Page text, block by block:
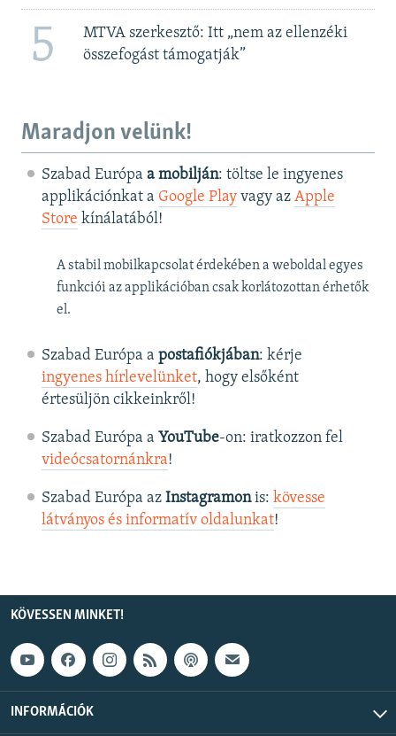
5
MTVA szerkesztő: Itt „nem az ellenzéki
összefogást támogatják”
Maradjon velünk!
Szabad Európa a mobilján: töltse le ingyenes
applikációnkat a Google Playvagy az Apple
Store kínálatából!
A stabil mobilkapcsolat érdekében a weboldal egyes
funkciói az applikációban csak korlátozottan érhetők
el.
Szabad Európa a postafiókjában: kérje
ingyenes hírlevelünket, hogy elsőként
értesüljön cikkeinkről!
Szabad Európa a YouTube-on: iratkozzon fel
videócsatornánkra!
Szabad Európa az Instagramonis: kövesse
látványos és informatív oldalunkat! ​
KÖVESSEN MINKET!
INFORMÁCIÓK